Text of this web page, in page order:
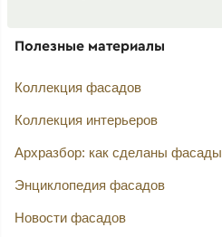
Полезные материалы
Коллекция фасадов
Коллекция интерьеров
Архразбор: как сделаны фасады
Энциклопедия фасадов
Новости фасадов